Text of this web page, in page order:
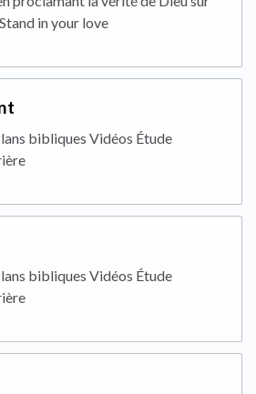
in your love
bibliques Vidéos Étude
bibliques Vidéos Étude